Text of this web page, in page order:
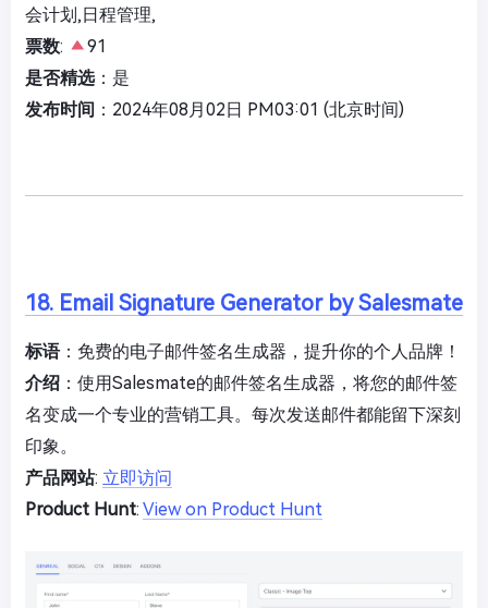
会计划,日程管理,
票数:
91
是否精选：是
发布时间 ：2024年08月02日 PM03:01 (北京时间)
18. Email Signature Generator by Salesmate
标语：免费的电子邮件签名生成器，提升你的个人品牌！
介绍 ：使用Salesmate的邮件签名生成器，将您的邮件签
名变成一个专业的营销工具。每次发送邮件都能留下深刻
印象。
产品网站: 立即访问
Product Hunt: View on Product Hunt